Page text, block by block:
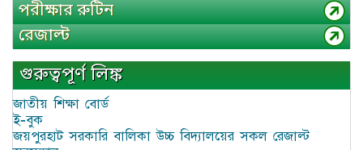
পরীক্ষার রুটিন
রেজাল্ট
গুরুত্বপূর্ণ লিঙ্ক
জাতীয় শিক্ষা বোর্ড
ই-বুক
জয়পুরহাট সরকারি বালিকা উচ্চ বিদ্যালয়ের সকল রেজাল্ট